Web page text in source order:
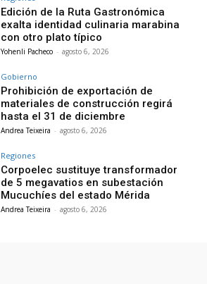
Edición de la Ruta Gastronómica
exalta identidad culinaria marabina
con otro plato típico
Yohenli Pacheco - agosto 6, 2026
Gobierno
Prohibición de exportación de
materiales de construcción regirá
hasta el 31 de diciembre
Andrea Teixeira - agosto 6, 2026
Regiones
Corpoelec sustituye transformador
de 5 megavatios en subestación
Mucuchíes del estado Mérida
Andrea Teixeira - agosto 6, 2026